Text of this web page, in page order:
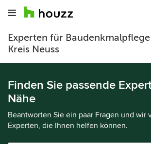
Experten für
Kreis Neuss
Finden Sie passende
Nähe
Beantworten Sie ein paar Fragen und wir
Experten, die Ihnen helfen können.